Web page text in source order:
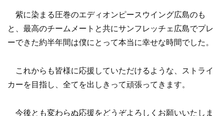
紫に染まる圧巻のエディオンピースウイング広島のも
と、最高のチームメートと共にサンフレッチェ広島でプレ
ーできた約半年間は僕にとって本当に幸せな時間でした。
これからも皆様に応援していただけるような、ストライ
カーを目指し、全てを出しきって頑張ってきます。
今後とも変わらぬ応援をどうぞよろしくお願いいたしま